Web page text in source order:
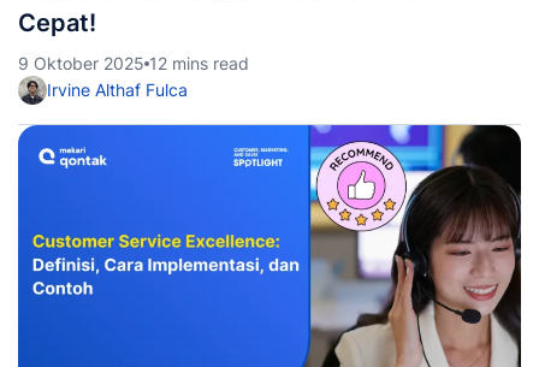
Cepat!
9 Oktober 2025 12 mins read
Irvine Althaf Fulca